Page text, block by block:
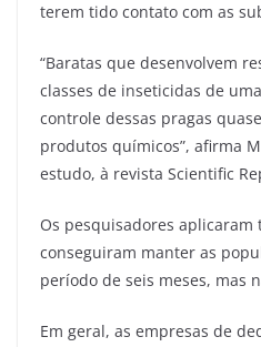
terem tido contato com as
“Baratas que desenvolvem
classes de inseticidas de
controle dessas pragas
produtos químicos”, afirma
estudo, à revista Scientific
Os pesquisadores
conseguiram manter as
período de seis meses, mas
Em geral, as empresas de